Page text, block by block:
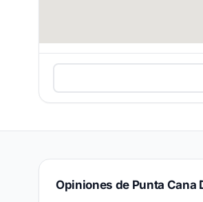
Opiniones de Punta Cana